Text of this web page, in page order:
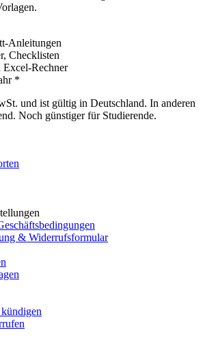
Anleitungen
Checklisten
Rechner
*
und ist gültig in Deutschland. In anderen
Noch günstiger für Studierende.
& Widerrufsformular